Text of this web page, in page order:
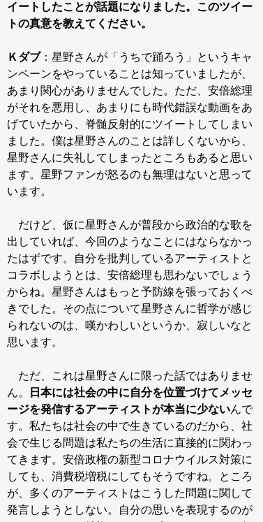
イートしたことが話題になりました。このツイー
トの真意を教えてください。
Ｋダブ：星野さんが「うちで踊ろう」というキャ
ンペーンをやっていることは知っていましたが、
あまり関心がありませんでした。ただ、安倍総理
がそれを悪用し、あまりにも時代錯誤な動画をあ
げていたから、脊髄反射的にツイートしてしまい
ました。僕は星野さんのことは詳しくないから、
星野さんに失礼してしまったところもあると思い
ます。星野ファンが怒るのも無理はないと思って
います。
だけど、仮に星野さんが普段から政治的な歌を
出していれば、今回のようなことにはならなかっ
たはずです。自分を批判しているアーティストと
コラボしようとは、安倍総理も思わないでしょう
からね。星野さんはもっと予防線を張っておくべ
きでした。その点について星野さんに哲学が感じ
られないのは、嘆かわしいというか、寂しいなと
思います。
ただ、これは星野さんに限った話ではありませ
ん。
日本には社会の中に自分を位置づけてメッセ
ージを発信するアーティストが本当に少ないんで
す。私たちは社会の中で生きているのだから、社
会で生じる問題は私たちの生活に直接的に関わっ
てきます。安倍政権の新型コロナウイルス対策に
しても、消費税増税にしてもそうですね。ところ
が、多くのアーティストはこうした問題に関して
発言しようとしない。自分の思いを表現するのが